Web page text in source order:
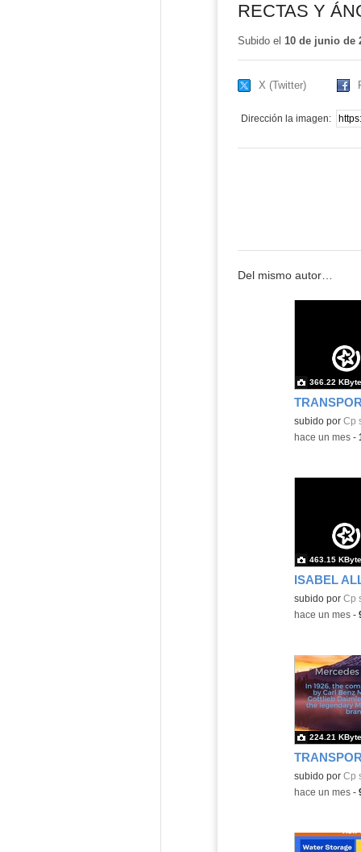
RECTAS Y
Subido el 10 de junio de
X (Twitter)
Dirección la imagen:
Del mismo autor…
Contenido
subido por Cp
366.22
-hace un mes-
ISABEL
Contenido
subido por Cp
463.15
-hace un mes-
Contenido
subido por Cp
224.21
-hace un mes-